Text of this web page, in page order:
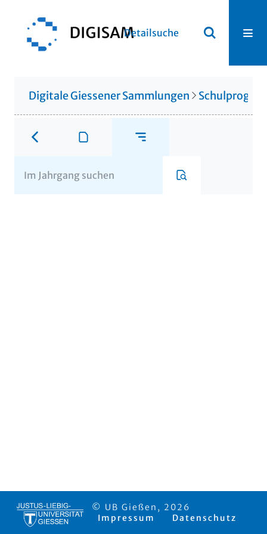
Detailsuche
Digitale Giessener Sammlungen
© UB Gießen, 2026
Impressum
Datenschutz